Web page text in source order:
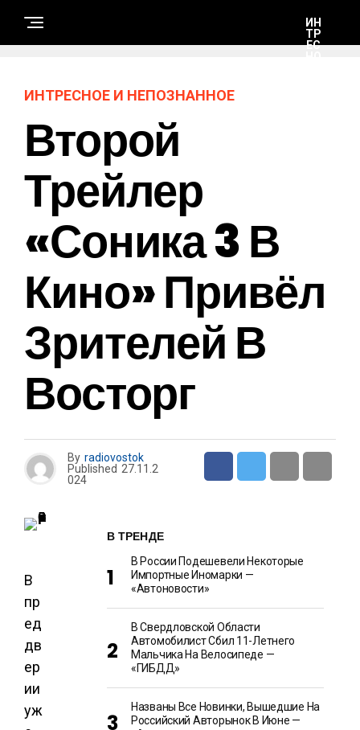
ИН
ТР
ЕС
ИНТРЕСНОЕ И НЕПОЗНАННОЕ
Второй
Трейлер
«Соника 3 В
Кино» Привёл
Зрителей В
Восторг
By radiovostok
Published 27.11.2
024
В
пр
ед
дв
ер
ии
уж
В ТРЕНДЕ
В России Подешевели Некоторые
Импортные Иномарки —
«Автоновости»
В Свердловской Области
Автомобилист Сбил 11-Летнего
Мальчика На Велосипеде —
«ГИБДД»
Названы Все Новинки, Вышедшие На
Российский Авторынок В Июне —